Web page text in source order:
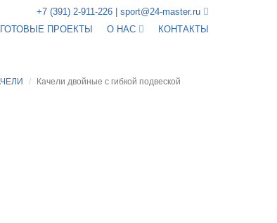
+7 (391) 2-911-226
sport@24-master.ru
ГОТОВЫЕ ПРОЕКТЫ О НАС КОНТАКТЫ
Качели двойные с гибкой подвеской